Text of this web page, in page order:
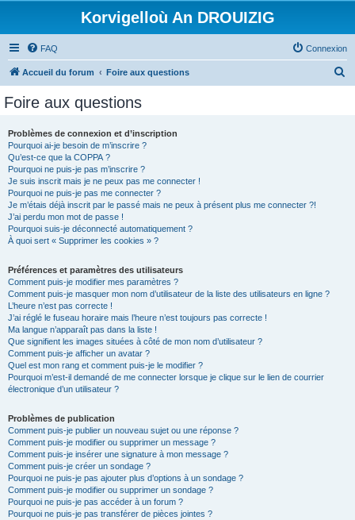
Korvigelloù An DROUIZIG
FAQ Connexion
Accueil du forum Foire aux questions
Foire aux questions
Problèmes de connexion et d’inscription
Pourquoi ai-je besoin de m’inscrire ?
Qu’est-ce que la COPPA ?
Pourquoi ne puis-je pas m’inscrire ?
Je suis inscrit mais je ne peux pas me connecter !
Pourquoi ne puis-je pas me connecter ?
Je m’étais déjà inscrit par le passé mais ne peux à présent plus me connecter ?!
J’ai perdu mon mot de passe !
Pourquoi suis-je déconnecté automatiquement ?
À quoi sert « Supprimer les cookies » ?
Préférences et paramètres des utilisateurs
Comment puis-je modifier mes paramètres ?
Comment puis-je masquer mon nom d’utilisateur de la liste des utilisateurs en ligne ?
L’heure n’est pas correcte !
J’ai réglé le fuseau horaire mais l’heure n’est toujours pas correcte !
Ma langue n’apparaît pas dans la liste !
Que signifient les images situées à côté de mon nom d’utilisateur ?
Comment puis-je afficher un avatar ?
Quel est mon rang et comment puis-je le modifier ?
Pourquoi m’est-il demandé de me connecter lorsque je clique sur le lien de courrier
électronique d’un utilisateur ?
Problèmes de publication
Comment puis-je publier un nouveau sujet ou une réponse ?
Comment puis-je modifier ou supprimer un message ?
Comment puis-je insérer une signature à mon message ?
Comment puis-je créer un sondage ?
Pourquoi ne puis-je pas ajouter plus d’options à un sondage ?
Comment puis-je modifier ou supprimer un sondage ?
Pourquoi ne puis-je pas accéder à un forum ?
Pourquoi ne puis-je pas transférer de pièces jointes ?